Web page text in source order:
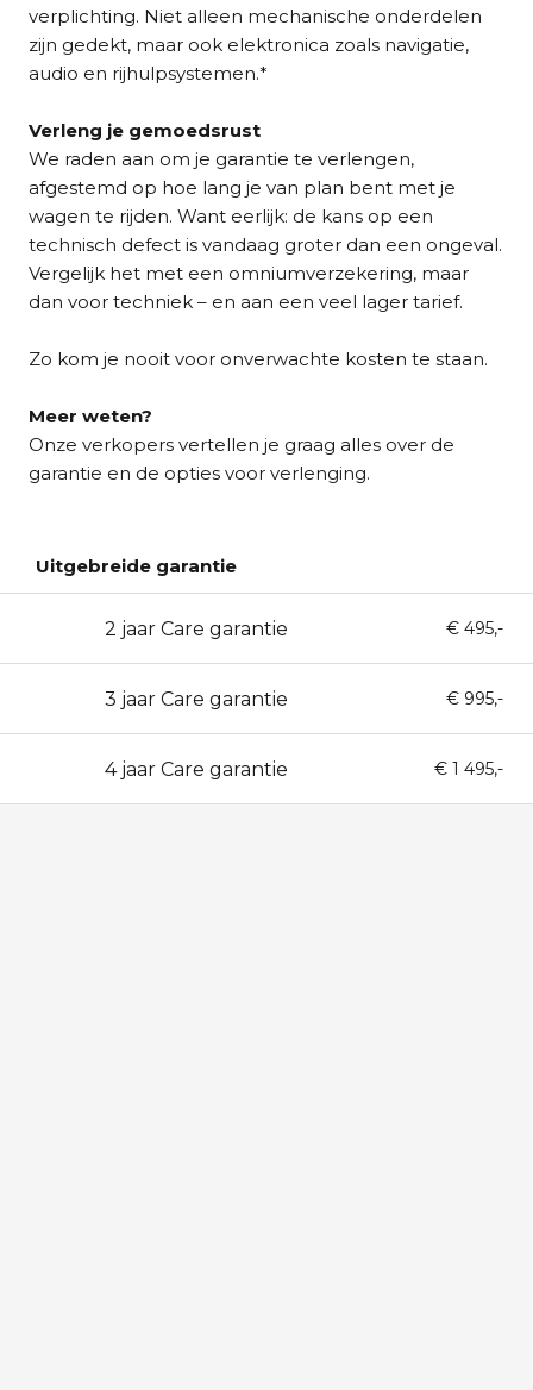
verplichting. Niet alleen mechanische onderdelen
zijn gedekt, maar ook elektronica zoals navigatie,
audio en rijhulpsystemen.*
Verleng je gemoedsrust
We raden aan om je garantie te verlengen,
afgestemd op hoe lang je van plan bent met je
wagen te rijden. Want eerlijk: de kans op een
technisch defect is vandaag groter dan een ongeval.
Vergelijk het met een omniumverzekering, maar
dan voor techniek – en aan een veel lager tarief.
Zo kom je nooit voor onverwachte kosten te staan.
Meer weten?
Onze verkopers vertellen je graag alles over de
garantie en de opties voor verlenging.
Uitgebreide garantie
2 jaar Care garantie € 495,-
3 jaar Care garantie € 995,-
4 jaar Care garantie € 1 495,-